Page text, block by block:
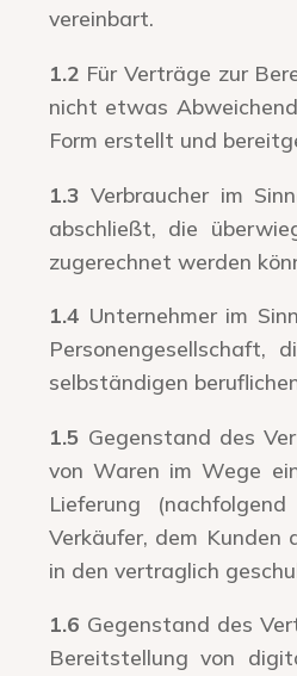
vereinbart.
1.2 Für Verträge zur
nicht etwas
Form erstellt und
1.3 Verbraucher im
abschließt, die
zugerechnet werden
1.4 Unternehmer im
Personengesellschaft,
selbständigen
1.5 Gegenstand des
von Waren im Wege
Lieferung
Verkäufer, dem
in den vertraglich
1.6 Gegenstand des
Bereitstellung von